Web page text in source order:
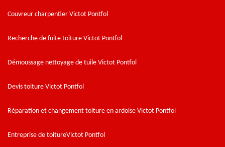
Couvreur charpentier Victot Pontfol
Recherche de fuite toiture Victot Pontfol
Démoussage nettoyage de tuile Victot Pontfol
Devis toiture Victot Pontfol
Réparation et changement toiture en ardoise Victot Pontfol
Entreprise de toitureVictot Pontfol